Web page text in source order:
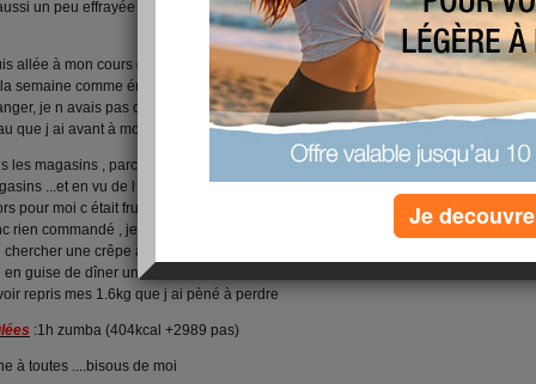
un peu effrayée que la perte soit aussi importante ... mais bon
allée à mon cours de zumba et là je me suis servie detoute la
semaine comme énergie et je me suis donnée à fond !! le midi , je n
je n avais pas du tout faim , je pense que c est à cause de la
que j ai avant à mon cours , ça a du me remplir l'estomac!!
les magasins , parce que mon mari et mes enfants adorent trainés
...et en vu de l heure qu il était évidement ils ont voulu mangé
pour moi c était frustration à bloc et en plus j avais une faim de loup
rien commandé , je les ai regardé manger et mon mari est allée en
une crêpe au nutella .... alors là c était la cata totale , j ai
guise de dîner une crêpe au nutella !!!! je culpabilise maintenant et
repris mes 1.6kg que j ai pèné à perdre
:1h zumba (404kcal +2989 pas)
à toutes ....bisous de moi
Je decouvre